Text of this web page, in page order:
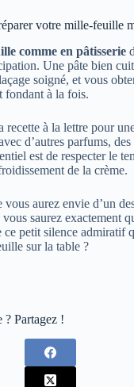
votre mille-feuille
comme en pâtisserie
Une pâte bien
soigné, et vous
fondant à la fois.
recette à la lettre pour
d’autres parfums,
est de respecter le
de la crème.
aurez envie d’un
saurez exactement
ce petit silence admiratif
sur la table ?
? Partagez !